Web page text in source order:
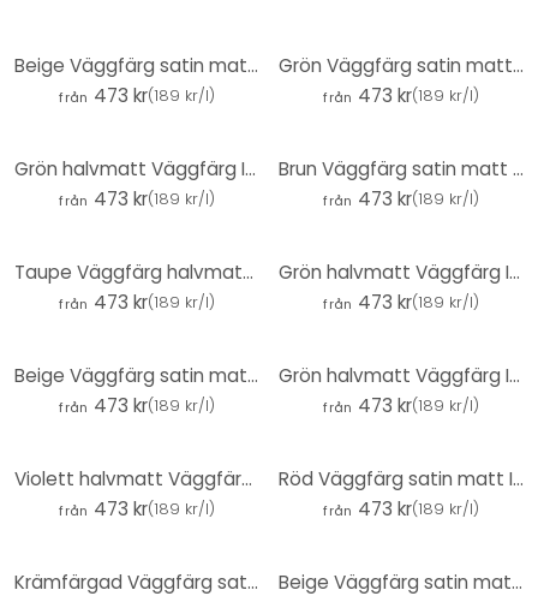
Beige Väggfärg satin matt I Matte Mushroom | Rumsöppnande och lugnande | THE COLOR KITCHEN
från 473 kr(189 kr/l)
Grön Väggfärg satin matt I Sane Sage | Skapa rumsharmoni | THE COLOR KITCHEN
från 473 kr(189 kr/l)
Grön halvmatt Väggfärg I Zippy Zuchini | Skapa rumsharmoni | THE COLOR KITCHEN
från 473 kr(189 kr/l)
Brun Väggfärg satin matt I Awesome Anis | skapa en mysig och lugn rumsatmosfär | THE COLOR KITCHEN
från 473 kr(189 kr/l)
Taupe Väggfärg halvmatt I Whole Grain | Skapa en atmosfär av diskret elegans | THE COLOR KITCHEN
från 473 kr(189 kr/l)
Grön halvmatt Väggfärg I Green Grape | skapa rumsharmoni | DET FÄRGGLADA KÖKET
från 473 kr(189 kr/l)
Beige Väggfärg satin matt I Seedy Sunflower | Rumsöppnande och lugnande | THE COLOR KITCHEN
från 473 kr(189 kr/l)
Grön halvmatt Väggfärg I Woodruff Cream | skapa rumsharmoni | THE COLOR KITCHEN
från 473 kr(189 kr/l)
Violett halvmatt Väggfärg I Beady Beetroot | vitaliserande rumskaraktär | THE COLOR KITCHEN
från 473 kr(189 kr/l)
Röd Väggfärg satin matt I Red Wine | passionerad och full av energi | THE COLOR KITCHEN
från 473 kr(189 kr/l)
Krämfärgad Väggfärg satin matt I Melty Marzipan | Rumsbildande och inbjudande | THE COLOR KITCHEN Beige Väggfärg satin matt I Sweet Sesame | Rumsöppnande och lugnande | THE COLOR KITCHEN